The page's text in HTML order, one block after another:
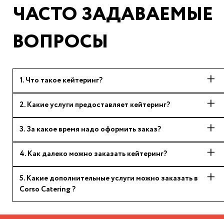
ЧАСТО ЗАДАВАЕМЫЕ
ВОПРОСЫ
1. Что такое кейтеринг?
2. Какие услуги предоставляет кейтеринг?
3. За какое время надо оформить заказ?
4. Как далеко можно заказать кейтеринг?
5. Какие дополнительные услуги можно заказать в
Corso Catering ?